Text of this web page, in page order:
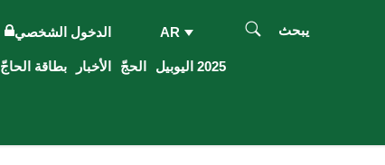
الدخول الشخصي AR يبحث
2025 اليوبيل الحجّ الأخبار بطاقة الحاجّ